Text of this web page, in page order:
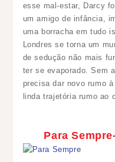
esse mal-estar, Darcy
um amigo de infância,
uma borracha em tudo
Londres se torna um
de sedução não mais
ter se evaporado. Sem
precisa dar novo rumo
linda trajetória rumo ao
Para